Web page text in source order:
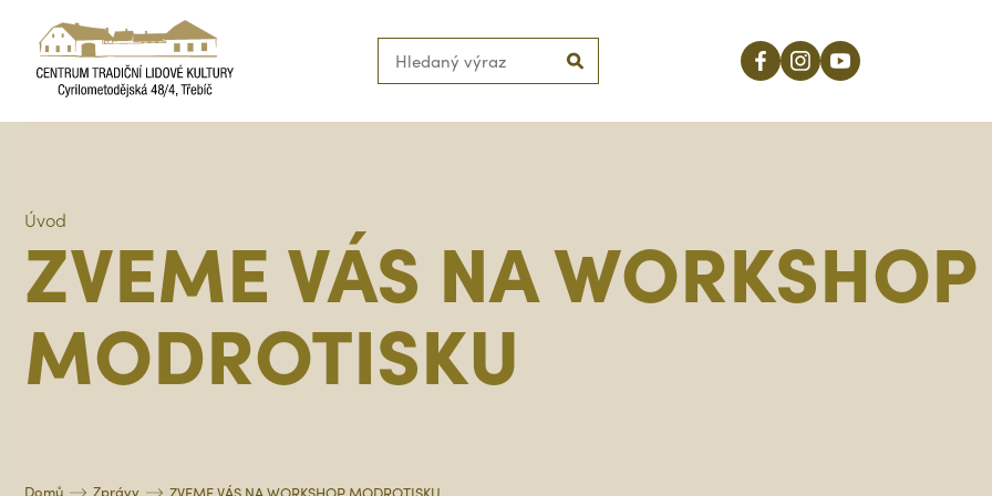
Úvod
ZVEME VÁS NA WORKSHOP
MODROTISKU
Domů Zprávy